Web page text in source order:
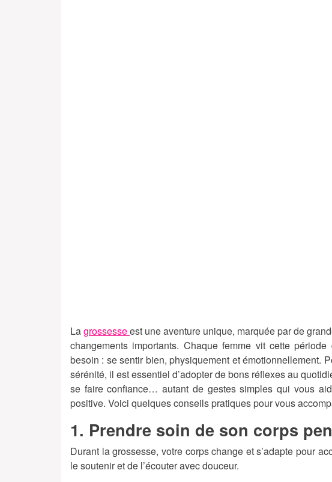
Lagrossesseest une aventure unique, marquée par de
changements importants. Chaque femme vit cette
besoin : se sentir bien, physiquement et émotionnellement.
sérénité, il est essentiel d’adopter de bons réflexes au
se faire confiance… autant de gestes simples qui vous
positive. Voici quelques conseils pratiques pour vous
1. Prendre soin de son corps
Durant la grossesse, votre corps change et s’adapte pour
le soutenir et de l’écouter avec douceur.